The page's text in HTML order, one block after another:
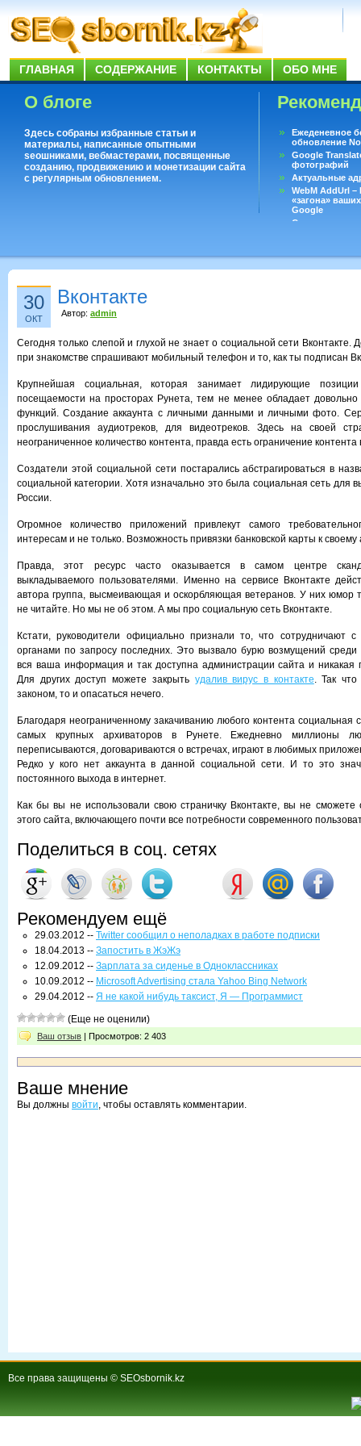
ГЛАВНАЯ СОДЕРЖАНИЕ КОНТАКТЫ ОБО МНЕ
О блоге
Здесь собраны избранные статьи и
материалы, написанные опытными
seoшниками, вебмастерами, посвященные
созданию, продвижению и монетизации сайта
с регулярным обновлением.
Ежеденевное
обновление
Google
фотографий
Актуальные
WebM AddUrl
«загона»
Google
Существует
30
ОКТ
Вконтакте
Автор: admin
Сегодня только слепой и глухой не знает о социальной сети Вконтакте.
при знакомстве спрашивают мобильный телефон и то, как ты подписан
Крупнейшая социальная, которая занимает лидирующие
посещаемости на просторах Рунета, тем не менее обладает
функций. Создание аккаунта с личными данными и личными фото.
прослушивания аудиотреков, для видеотреков. Здесь на своей
неограниченное количество контента, правда есть ограничение
Создатели этой социальной сети постарались абстрагироваться в
социальной категории. Хотя изначально это была социальная сеть для
России.
Огромное количество приложений привлекут самого
интересам и не только. Возможность привязки банковской карты к своему
Правда, этот ресурс часто оказывается в самом центре
выкладываемого пользователями. Именно на сервисе Вконтакте
автора группа, высмеивающая и оскорбляющая ветеранов. У них юмор
не читайте. Но мы не об этом. А мы про социальную сеть Вконтакте.
Кстати, руководители официально признали то, что сотрудничают с
органами по запросу последних. Это вызвало бурю возмущений среди
вся ваша информация и так доступна администрации сайта и никакая
Для других доступ можете закрыть удалив вирус в контакте. Так
законом, то и опасаться нечего.
Благодаря неограниченному закачиванию любого контента социальная
самых крупных архиваторов в Рунете. Ежедневно миллионы
переписываются, договариваются о встречах, играют в любимых
Редко у кого нет аккаунта в данной социальной сети. И то это
постоянного выхода в интернет.
Как бы вы не использовали свою страничку Вконтакте, вы не сможете
этого сайта, включающего почти все потребности современного
Поделиться в соц. сетях
Рекомендуем ещё
29.03.2012 -- Twitter сообщил о неполадках в работе подписки
18.04.2013 -- Запостить в ЖэЖэ
12.09.2012 -- Зарплата за сиденье в Одноклассниках
10.09.2012 -- Microsoft Advertising стала Yahoo Bing Network
29.04.2012 -- Я не какой нибудь таксист, Я — Программист
(Еще не оценили)
Ваш отзыв | Просмотров: 2 403
Ваше мнение
Вы должны войти, чтобы оставлять комментарии.
Все права защищены © SEOsbornik.kz